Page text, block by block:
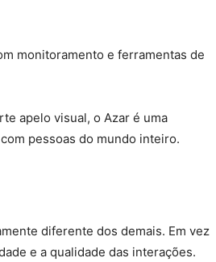
monitoramento e ferramentas de
apelo visual, o Azar é uma
pessoas do mundo inteiro.
diferente dos demais. Em vez
e a qualidade das interações.